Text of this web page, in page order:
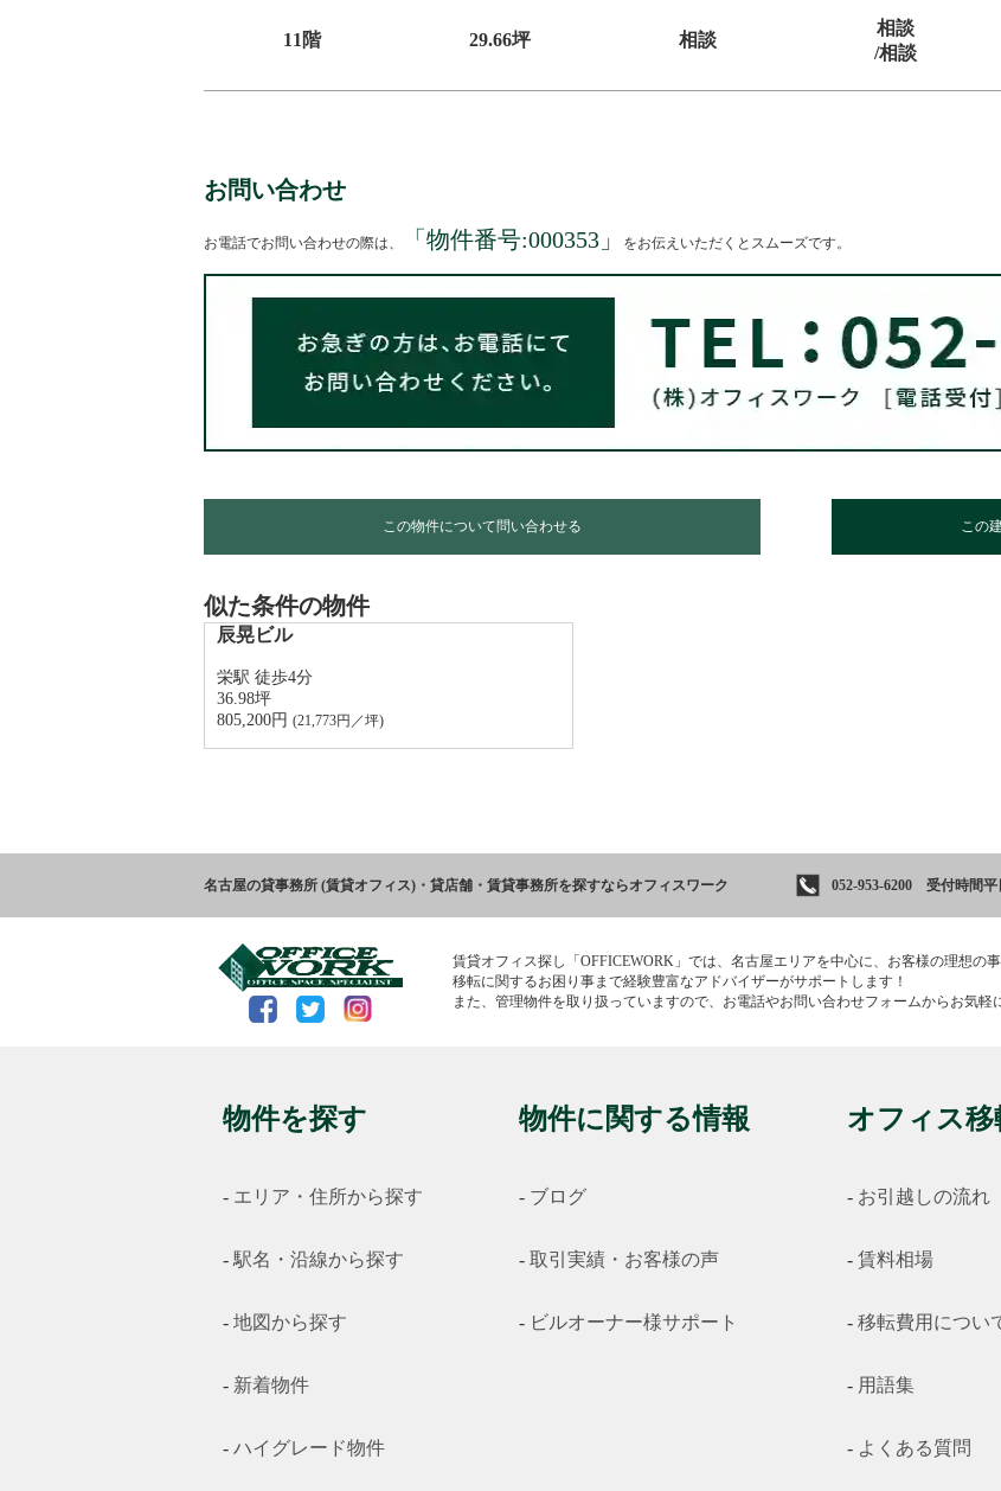
11階 29.66坪 相談
相談
/相談
お問い合わせ
お電話でお問い合わせの際は、 「物件番号:000353 」 をお伝えいただくとスムーズです。
この物件について問い合わせる この
似た条件の物件
辰晃ビル
栄駅 徒歩4分
36.98坪
805,200円 (21,773円／坪)
名古屋の貸事務所 (賃貸オフィス)・貸店舗・賃貸事務所を探すならオフィスワーク 052-953-6200 受付時間平
賃貸オフィス探し「OFFICEWORK」では、名古屋エリアを中心に、お客様の理想の
移転に関するお困り事まで経験豊富なアドバイザーがサポートします！
また、管理物件を取り扱っていますので、お電話やお問い合わせフォームからお気軽
物件を探す
エリア・住所から探す
駅名・沿線から探す
地図から探す
新着物件
ハイグレード物件
物件に関する情報
ブログ
取引実績・お客様の声
ビルオーナー様サポート
オフィス移
お引越しの流れ
賃料相場
移転費用につい
用語集
よくある質問